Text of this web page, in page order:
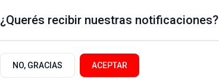
¿Querés recibir nuestras notificaciones?
NO, GRACIAS ACEPTAR